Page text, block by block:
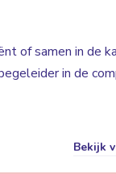
of samen in de
in de
Bekijk